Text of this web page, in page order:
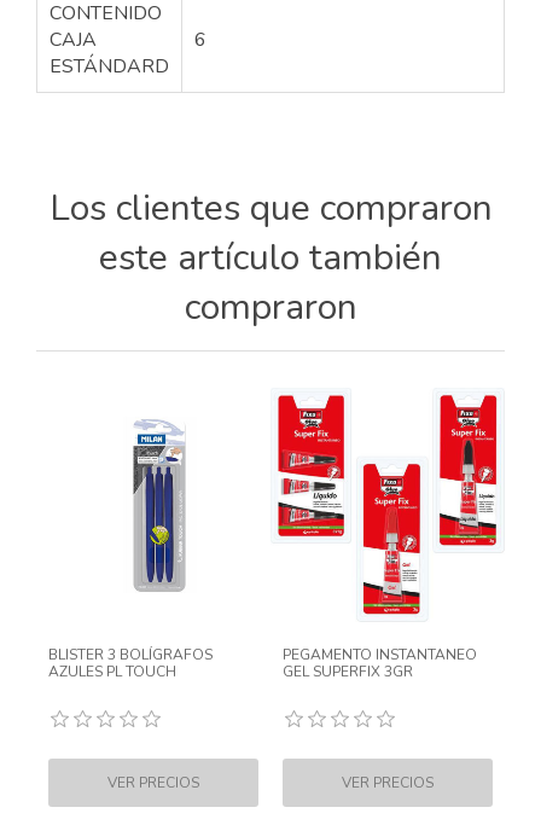
CONTENIDO
CAJA
ESTÁNDARD
6
Los clientes que compraron
este artículo también
compraron
BLISTER 3 BOLÍGRAFOS
AZULES PL TOUCH
PEGAMENTO INSTANTANEO
GEL SUPERFIX 3GR